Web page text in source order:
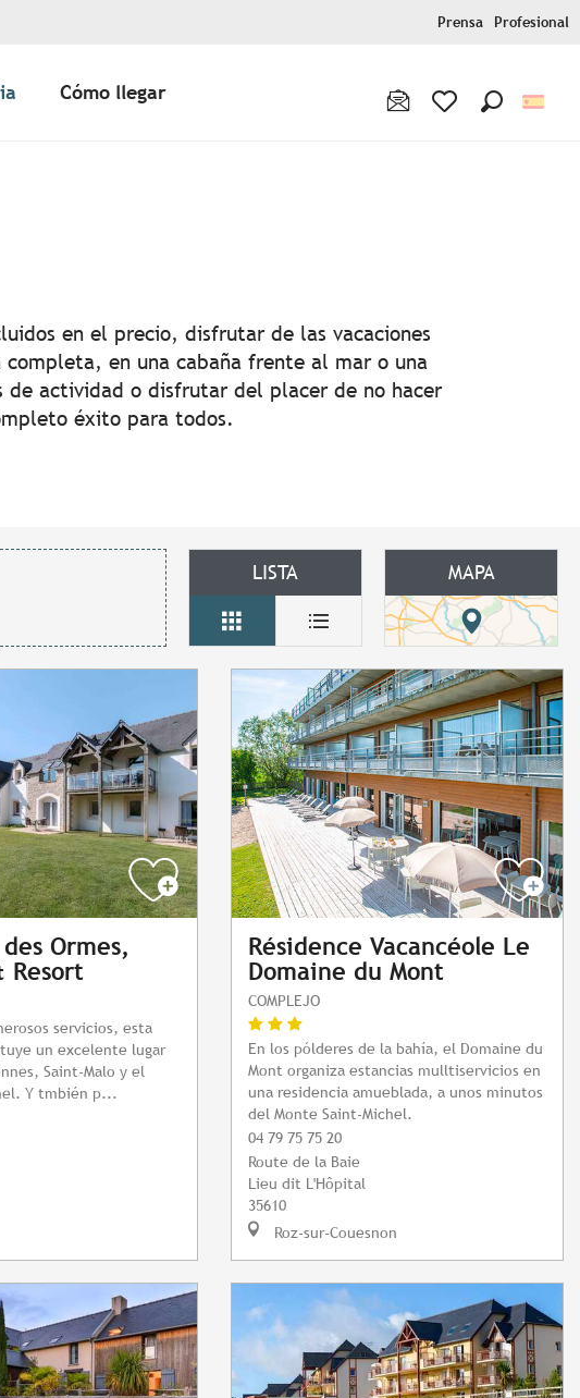
Prensa Profesional
Cómo llegar
favoris
en el precio, disfrutar de las vacaciones
en una cabaña frente al mar o una
de actividad o disfrutar del placer de no hacer
éxito para todos.
LISTA MAPA
Ormes,
Resort
servicios, esta
un excelente lugar
Saint-Malo y el
Y tmbién p...
Résidence Vacancéole Le
Domaine du Mont
COMPLEJO
En los pólderes de la bahía, el Domaine du
Mont organiza estancias mulltiservicios en
una residencia amueblada, a unos minutos
del Monte Saint-Michel.
04 79 75 75 20
Route de la Baie
Lieu dit L'Hôpital
35610
Roz-sur-Couesnon